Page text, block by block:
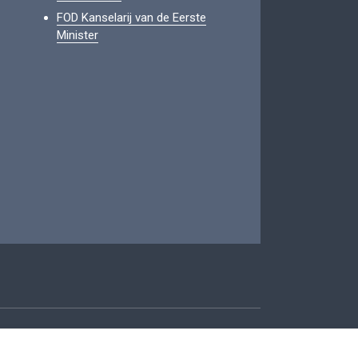
FOD Kanselarij van de Eerste
Minister